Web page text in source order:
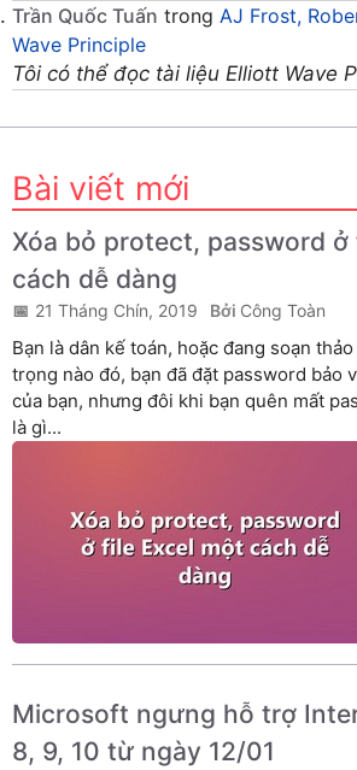
Trần Quốc Tuấn trong AJ Frost,
Wave Principle
Tôi có thể đọc tài liệu Elliott Wave
Bài viết mới
Xóa bỏ protect, password ở
cách dễ dàng
21 Tháng Chín, 2019 Công Toàn
Bạn là dân kế toán, hoặc đang soạn
trọng nào đó, bạn đã đặt password bảo
của bạn, nhưng đôi khi bạn quên mất
là gì...
Microsoft ngưng hỗ trợ
8, 9, 10 từ ngày 12/01